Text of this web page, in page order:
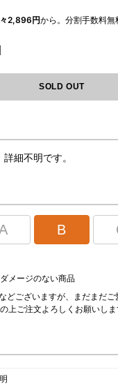
2,896円から。分割手数料無
SOLD OUT
細不明です。
B
メージのない商品
どございますが、まだまだご
上ご注文よろしくお願いしま